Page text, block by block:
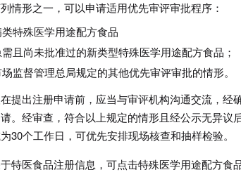
情形之一，可以申请适用优先审评审批程序：
特殊医学用途配方食品
且尚未批准过的新类型特殊医学用途配方食品；
监督管理总局规定的其他优先审评审批的情形。
提出注册申请前，应当与审评机构沟通交流，
。经审查，符合以上规定的情形且经公示无异
30个工作日，可优先安排现场核查和抽样检验。
特医食品注册信息，可点击特殊医学用途配方食